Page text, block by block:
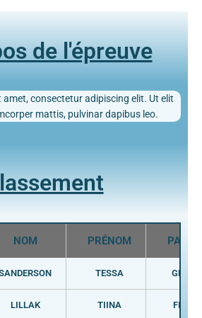
de l'épreuve
consectetur adipiscing elit. Ut elit
mattis, pulvinar dapibus leo.
NOM PRÉNOM PAYS
TESSA GBR
LILLAK TIINA FIN